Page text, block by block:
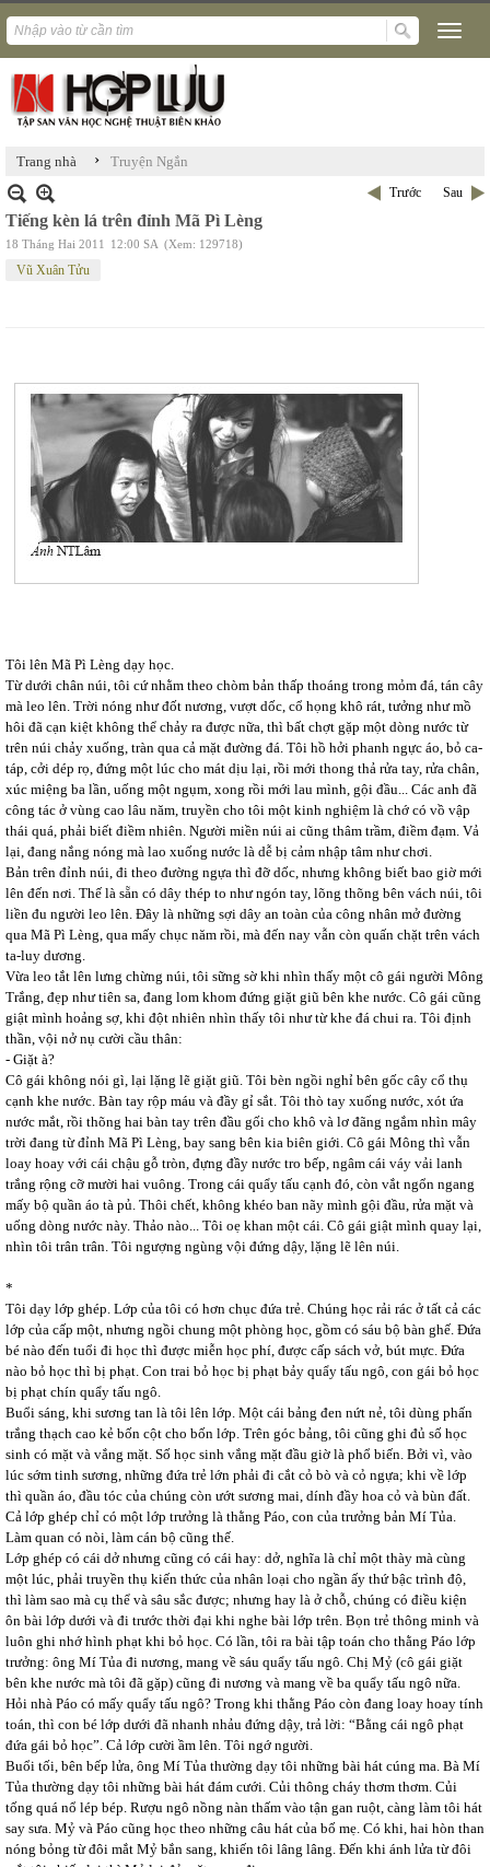
Trang nhà › Truyện Ngắn
Trước Sau
Tiếng kèn lá trên đỉnh Mã Pì Lèng
18 Tháng Hai 2011 12:00 SA (Xem: 129718)
Vũ Xuân Tửu
Tôi lên Mã Pì Lèng dạy học.
Từ dưới chân núi, tôi cứ nhằm theo chòm bản thấp thoáng trong mỏm đá, tán cây
mà leo lên. Trời nóng như đốt nương, vượt dốc, cổ họng khô rát, tưởng như mồ
hôi đã cạn kiệt không thể chảy ra được nữa, thì bất chợt gặp một dòng nước từ
trên núi chảy xuống, tràn qua cả mặt đường đá. Tôi hồ hởi phanh ngực áo, bỏ ca-
táp, cởi dép rọ, đứng một lúc cho mát dịu lại, rồi mới thong thả rửa tay, rửa chân,
xúc miệng ba lần, uống một ngụm, xong rồi mới lau mình, gội đầu... Các anh đã
công tác ở vùng cao lâu năm, truyền cho tôi một kinh nghiệm là chớ có vồ vập
thái quá, phải biết điềm nhiên. Người miền núi ai cũng thâm trầm, điềm đạm. Vả
lại, đang nắng nóng mà lao xuống nước là dễ bị cảm nhập tâm như chơi.
Bản trên đỉnh núi, đi theo đường ngựa thì đỡ dốc, nhưng không biết bao giờ mới
lên đến nơi. Thế là sẵn có dây thép to như ngón tay, lõng thõng bên vách núi, tôi
liền đu người leo lên. Đây là những sợi dây an toàn của công nhân mở đường
qua Mã Pì Lèng, qua mấy chục năm rồi, mà đến nay vẫn còn quấn chặt trên vách
ta-luy dương.
Vừa leo tắt lên lưng chừng núi, tôi sững sờ khi nhìn thấy một cô gái người Mông
Trắng, đẹp như tiên sa, đang lom khom đứng giặt giũ bên khe nước. Cô gái cũng
giật mình hoảng sợ, khi đột nhiên nhìn thấy tôi như từ khe đá chui ra. Tôi định
thần, vội nở nụ cười cầu thân:
- Giặt à?
Cô gái không nói gì, lại lặng lẽ giặt giũ. Tôi bèn ngồi nghỉ bên gốc cây cổ thụ
cạnh khe nước. Bàn tay rộp máu và đầy gỉ sắt. Tôi thò tay xuống nước, xót ứa
nước mắt, rồi thõng hai bàn tay trên đầu gối cho khô và lơ đãng ngắm nhìn mây
trời đang từ đỉnh Mã Pì Lèng, bay sang bên kia biên giới. Cô gái Mông thì vẫn
loay hoay với cái chậu gỗ tròn, đựng đầy nước tro bếp, ngâm cái váy vải lanh
trắng rộng cỡ mười hai vuông. Trong cái quẩy tấu cạnh đó, còn vắt ngổn ngang
mấy bộ quần áo tà pủ. Thôi chết, không khéo ban nãy mình gội đầu, rửa mặt và
uống dòng nước này. Thảo nào... Tôi oẹ khan một cái. Cô gái giật mình quay lại,
nhìn tôi trân trân. Tôi ngượng ngùng vội đứng dậy, lặng lẽ lên núi.
*
Tôi dạy lớp ghép. Lớp của tôi có hơn chục đứa trẻ. Chúng học rải rác ở tất cả các
lớp của cấp một, nhưng ngồi chung một phòng học, gồm có sáu bộ bàn ghế. Đứa
bé nào đến tuổi đi học thì được miễn học phí, được cấp sách vở, bút mực. Đứa
nào bỏ học thì bị phạt. Con trai bỏ học bị phạt bảy quẩy tấu ngô, con gái bỏ học
bị phạt chín quẩy tấu ngô.
Buổi sáng, khi sương tan là tôi lên lớp. Một cái bảng đen nứt nẻ, tôi dùng phấn
trắng thạch cao kẻ bốn cột cho bốn lớp. Trên góc bảng, tôi cũng ghi đủ số học
sinh có mặt và vắng mặt. Số học sinh vắng mặt đầu giờ là phổ biến. Bởi vì, vào
lúc sớm tinh sương, những đứa trẻ lớn phải đi cắt cỏ bò và cỏ ngựa; khi về lớp
thì quần áo, đầu tóc của chúng còn ướt sương mai, dính đầy hoa cỏ và bùn đất.
Cả lớp ghép chỉ có một lớp trưởng là thằng Páo, con của trưởng bản Mí Tủa.
Làm quan có nòi, làm cán bộ cũng thế.
Lớp ghép có cái dở nhưng cũng có cái hay: dở, nghĩa là chỉ một thày mà cùng
một lúc, phải truyền thụ kiến thức của nhân loại cho ngần ấy thứ bậc trình độ,
thì làm sao mà cụ thể và sâu sắc được; nhưng hay là ở chỗ, chúng có điều kiện
ôn bài lớp dưới và đi trước thời đại khi nghe bài lớp trên. Bọn trẻ thông minh và
luôn ghi nhớ hình phạt khi bỏ học. Có lần, tôi ra bài tập toán cho thằng Páo lớp
trưởng: ông Mí Tủa đi nương, mang về sáu quẩy tấu ngô. Chị Mỷ (cô gái giặt
bên khe nước mà tôi đã gặp) cũng đi nương và mang về ba quẩy tấu ngô nữa.
Hỏi nhà Páo có mấy quẩy tấu ngô? Trong khi thằng Páo còn đang loay hoay tính
toán, thì con bé lớp dưới đã nhanh nhảu đứng dậy, trả lời: “Bằng cái ngô phạt
đứa gái bỏ học”. Cả lớp cười ầm lên. Tôi ngớ người.
Buổi tối, bên bếp lửa, ông Mí Tủa thường dạy tôi những bài hát cúng ma. Bà Mí
Tủa thường dạy tôi những bài hát đám cưới. Củi thông cháy thơm thơm. Củi
tống quá nổ lép bép. Rượu ngô nồng nàn thấm vào tận gan ruột, càng làm tôi hát
say sưa. Mỷ và Páo cũng học theo những câu hát của bố mẹ. Có khi, hai hòn than
nóng bỏng từ đôi mắt Mỷ bắn sang, khiến tôi lâng lâng. Đến khi ánh lửa từ đôi